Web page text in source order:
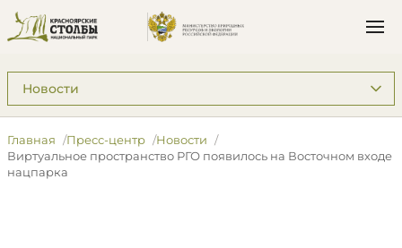
Подразделы: Пресс-центр
Главная Пресс-центр
Новости
​Виртуальное пространство РГО появилось на Восточном входе
нацпарка